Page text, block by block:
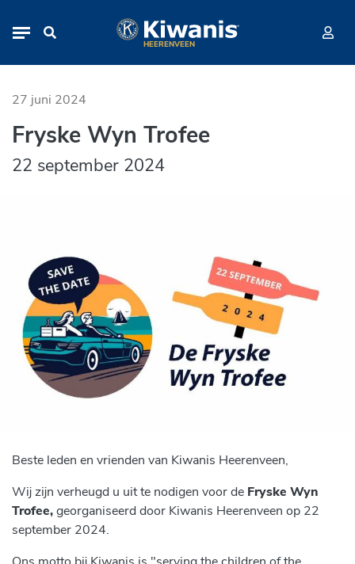
Fryske Wyn Trofee
HEERENVEEN
27 juni 2024
Fryske Wyn Trofee
22 september 2024
Beste leden en vrienden van Kiwanis Heerenveen,
Wij zijn verheugd u uit te nodigen voor de Fryske Wyn
Trofee,georganiseerd door Kiwanis Heerenveen op 22
september 2024.